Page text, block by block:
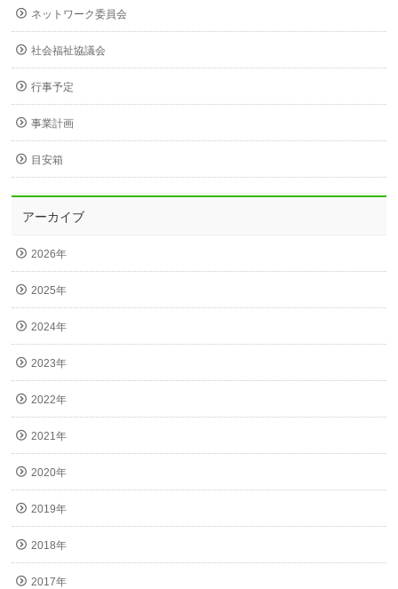
ネットワーク委員会
社会福祉協議会
行事予定
事業計画
目安箱
アーカイブ
2026年
2025年
2024年
2023年
2022年
2021年
2020年
2019年
2018年
2017年